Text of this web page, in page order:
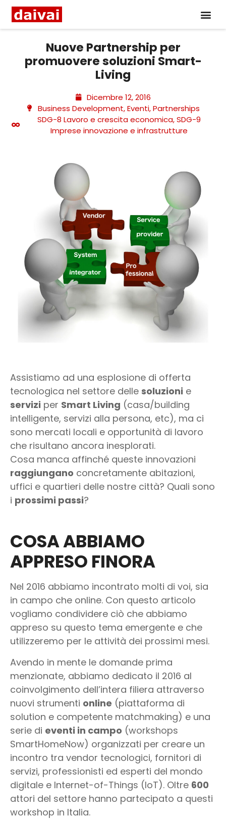
Nuove Partnership per
promuovere soluzioni Smart-
Living
Dicembre 12, 2016
Business Development,Eventi,Partnerships
SDG-8 Lavoro e crescita economica,SDG-9
Imprese innovazione e infrastrutture
Assistiamo ad una esplosione di offerta
tecnologica nel settore delle soluzioni e
servizi per Smart Living (casa/building
intelligente, servizi alla persona, etc), ma ci
sono mercati locali e opportunità di lavoro
che risultano ancora inesplorati.
Cosa manca affinché queste innovazioni
raggiungano concretamente abitazioni,
uffici e quartieri delle nostre città? Quali sono
i prossimi passi?
COSA ABBIAMO
APPRESO FINORA
Nel 2016 abbiamo incontrato molti di voi, sia
in campo che online. Con questo articolo
vogliamo condividere ciò che abbiamo
appreso su questo tema emergente e che
utilizzeremo per le attività dei prossimi mesi.
Avendo in mente le domande prima
menzionate, abbiamo dedicato il 2016 al
coinvolgimento dell’intera filiera attraverso
nuovi strumenti online (piattaforma di
solution e competente matchmaking) e una
serie di eventi in campo (workshops
SmartHomeNow) organizzati per creare un
incontro tra vendor tecnologici, fornitori di
servizi, professionisti ed esperti del mondo
digitale e Internet-of-Things (IoT). Oltre 600
attori del settore hanno partecipato a questi
workshop in Italia.